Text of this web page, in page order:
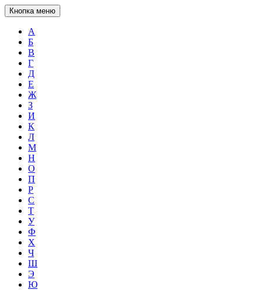
Кнопка меню
А
Б
В
Г
Д
Е
Ж
З
И
К
Л
М
Н
О
П
Р
С
Т
У
Ф
Х
Ч
Ш
Э
Ю